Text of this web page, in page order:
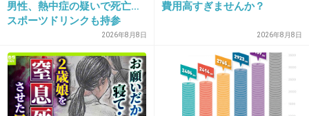
父似だよ
どんなに化粧で誤魔化しても骨格は変えられない辛い
+3 -1
男性、熱中症の疑いで死亡…
スポーツドリンクも持参
2026年8月8日
費用高すぎませんか？
2026年8月8日